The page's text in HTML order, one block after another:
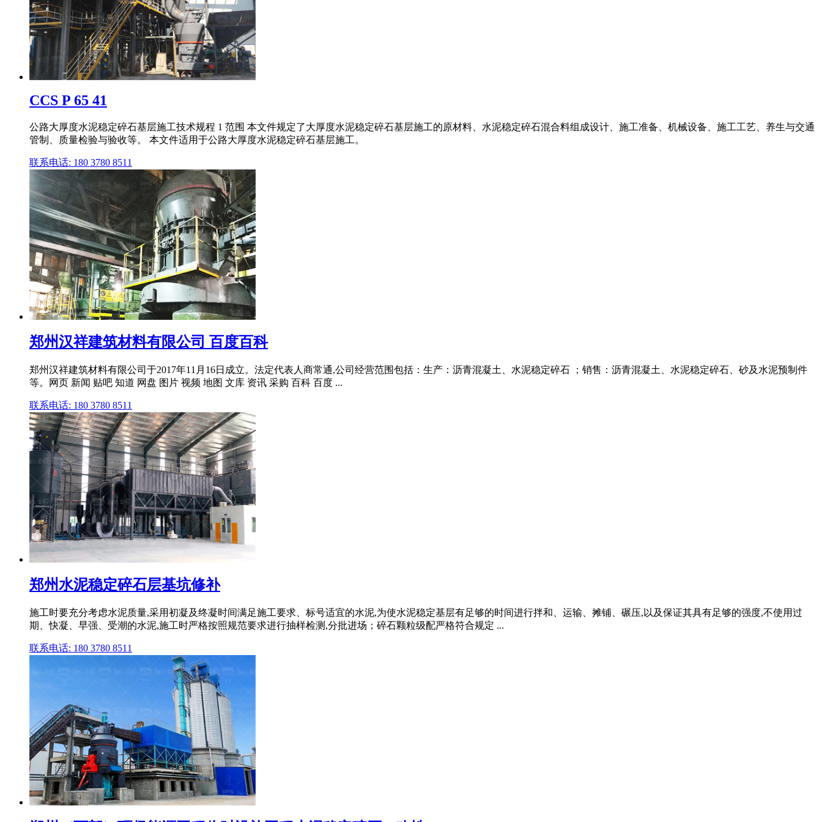
CCS P 65 41
公路大厚度水泥稳定碎石基层施工技术规程 1 范围 本文件规定了大厚度水泥稳定碎石基层施工的原材料、水泥稳定碎石混合料组成设计、施工准备、机械设备、施工工艺、养生与交通
管制、质量检验与验收等。 本文件适用于公路大厚度水泥稳定碎石基层施工。
联系电话: 180 3780 8511
郑州汉祥建筑材料有限公司 百度百科
郑州汉祥建筑材料有限公司于2017年11月16日成立。法定代表人商常通,公司经营范围包括：生产：沥青混凝土、水泥稳定碎石 ；销售：沥青混凝土、水泥稳定碎石、砂及水泥预制件
等。网页 新闻 贴吧 知道 网盘 图片 视频 地图 文库 资讯 采购 百科 百度 ...
联系电话: 180 3780 8511
郑州水泥稳定碎石层基坑修补
施工时要充分考虑水泥质量,采用初凝及终凝时间满足施工要求、标号适宜的水泥,为使水泥稳定基层有足够的时间进行拌和、运输、摊铺、碾压,以及保证其具有足够的强度,不使用过
期、快凝、早强、受潮的水泥,施工时严格按照规范要求进行抽样检测,分批进场；碎石颗粒级配严格符合规定 ...
联系电话: 180 3780 8511